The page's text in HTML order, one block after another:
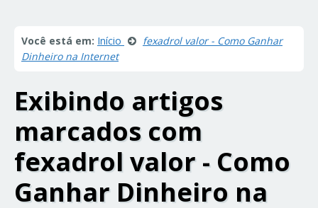
Você está em: Início
fexadrol valor - Como Ganhar
Dinheiro na Internet
Exibindo artigos
marcados com
fexadrol valor - Como
Ganhar Dinheiro na